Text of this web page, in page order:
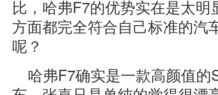
比，哈弗F7的优势实在是太
方面都完全符合自己标准的汽
呢？
哈弗F7确实是一款高颜值